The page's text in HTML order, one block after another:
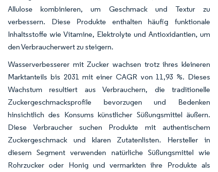
Allulose kombinieren, um Geschmack und Textur zu
verbessern. Diese Produkte enthalten häufig funktionale
Inhaltsstoffe wie Vitamine, Elektrolyte und Antioxidantien, um
den Verbraucherwert zu steigern.
Wasserverbesserer mit Zucker wachsen trotz ihres kleineren
Marktanteils bis 2031 mit einer CAGR von 11,93 %. Dieses
Wachstum resultiert aus Verbrauchern, die traditionelle
Zuckergeschmacksprofile bevorzugen und Bedenken
hinsichtlich des Konsums künstlicher Süßungsmittel äußern.
Diese Verbraucher suchen Produkte mit authentischem
Zuckergeschmack und klaren Zutatenlisten. Hersteller in
diesem Segment verwenden natürliche Süßungsmittel wie
Rohrzucker oder Honig und vermarkten ihre Produkte als